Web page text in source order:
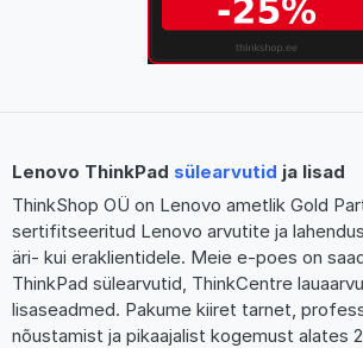
Lenovo ThinkPad sülearvutid ja lisad
ThinkShop OÜ on Lenovo ametlik Gold
sertifitseeritud Lenovo arvutite ja
äri- kui eraklientidele. Meie e-poes on
ThinkPad sülearvutid, ThinkCentre
lisaseadmed. Pakume kiiret tarnet,
nõustamist ja pikaajalist kogemust alates